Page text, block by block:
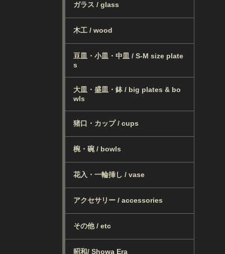
ガラス / glass
木工 / wood
豆皿・小皿・中皿 / S-M size plate
s
大皿・盛皿・鉢 / big plates & bo
wls
猪口・カップ / cups
椀・碗 / bowls
花入・一輪挿し / vase
アクセサリー / accessories
その他 / etc
昭和/ Showa Era